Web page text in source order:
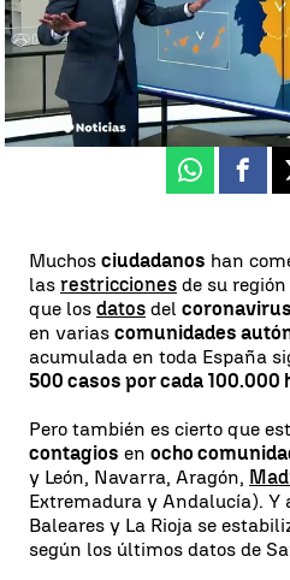
Antena 3 Noticias
Actualizado:05 de noviembre
Publicado:
05 de noviembre de
Whatsapp
Muchos ciudadanos han
las restricciones de su
que los datos del coronavirus
en varias comunidades
acumulada en toda España
500 casos por cada 100.000
Pero también es cierto que
contagios en ocho
y León, Navarra, Aragón,
Extremadura y Andalucía). Y
Baleares y La Rioja se
según los últimos datos de